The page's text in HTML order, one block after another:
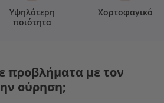
Υψηλότερη
ποιότητα
Χορτοφαγικό
προβλήματα με τον
ούρηση;